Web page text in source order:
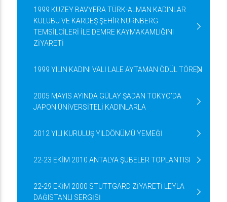
1999 KUZEY BAVYERA TÜRK-ALMAN KADINLAR
KULÜBÜ VE KARDEŞ ŞEHİR NÜRNBERG
TEMSİLCİLERİ İLE DEMRE KAYMAKAMLIĞINI
ZİYARETİ
1999 YILIN KADINI VALİ LALE AYTAMAN ÖDÜL TÖREN
2005 MAYIS AYINDA GÜLAY ŞADAN TOKYO’DA
JAPON ÜNİVERSİTELİ KADINLARLA
2012 YILI KURULUŞ YILDÖNÜMÜ YEMEĞİ
22-23 EKİM 2010 ANTALYA ŞUBELER TOPLANTISI
22-29 EKİM 2000 STUTTGARD ZİYARETİ LEYLA
DAĞISTANLI SERGİSİ